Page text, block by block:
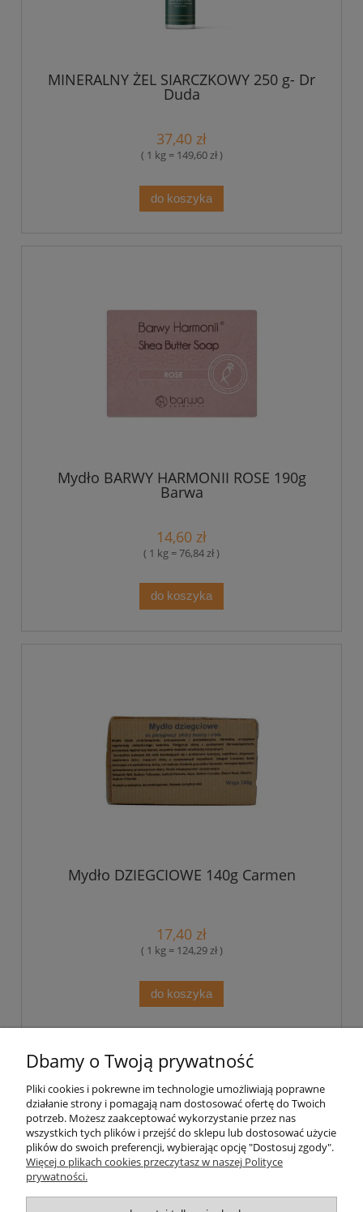
MINERALNY ŻEL SIARCZKOWY 250 g- Dr
Duda
37,40 zł
( 1 kg = 149,60 zł )
do koszyka
Mydło BARWY HARMONII ROSE 190g
Barwa
14,60 zł
( 1 kg = 76,84 zł )
do koszyka
Mydło DZIEGCIOWE 140g Carmen
17,40 zł
( 1 kg = 124,29 zł )
do koszyka
3
Pomoc
Moje konto
Dbamy o Twoją prywatność
Pliki cookies i pokrewne im technologie umożliwiają poprawne
działanie strony i pomagają nam dostosować ofertę do Twoich
potrzeb. Możesz zaakceptować wykorzystanie przez nas
wszystkich tych plików i przejść do sklepu lub dostosować użycie
plików do swoich preferencji, wybierając opcję "Dostosuj zgody".
Więcej o plikach cookies przeczytasz w naszej Polityce
prywatności.